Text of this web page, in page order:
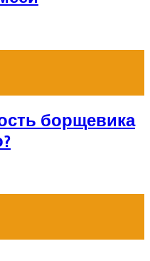
борщевика